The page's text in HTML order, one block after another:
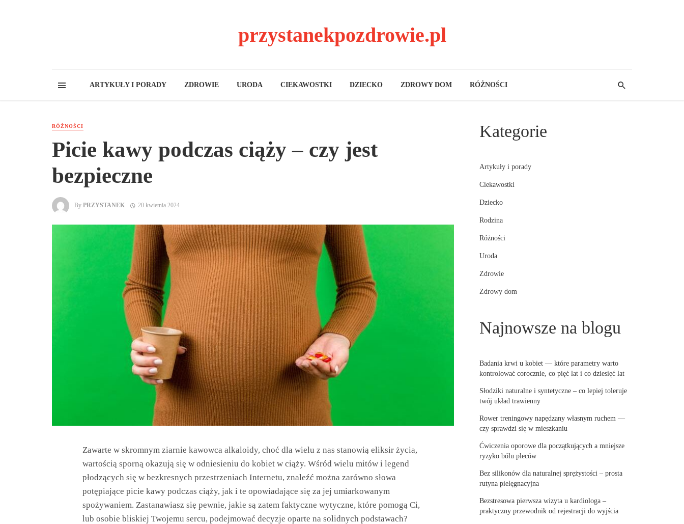
przystanekpozdrowie.pl
ARTYKUŁY I PORADY ZDROWIE URODA CIEKAWOSTKI DZIECKO ZDROWY DOM RÓŻNOŚCI
RÓŻNOŚCI
Picie kawy podczas ciąży – czy jest
bezpieczne
By PRZYSTANEK 20 kwietnia 2024
Zawarte w skromnym ziarnie kawowca alkaloidy, choć dla wielu z nas stanowią eliksir życia,
wartością sporną okazują się w odniesieniu do kobiet w ciąży. Wśród wielu mitów i legend
płodzących się w bezkresnych przestrzeniach Internetu, znaleźć można zarówno słowa
potępiające picie kawy podczas ciąży, jak i te opowiadające się za jej umiarkowanym
spożywaniem. Zastanawiasz się pewnie, jakie są zatem faktyczne wytyczne, które pomogą Ci,
lub osobie bliskiej Twojemu sercu, podejmować decyzje oparte na solidnych podstawach?
Kategorie
Artykuły i porady
Ciekawostki
Dziecko
Rodzina
Różności
Uroda
Zdrowie
Zdrowy dom
Najnowsze na blogu
Badania krwi u kobiet — które parametry warto
kontrolować corocznie, co pięć lat i co dziesięć lat
Słodziki naturalne i syntetyczne – co lepiej toleruje
twój układ trawienny
Rower treningowy napędzany własnym ruchem —
czy sprawdzi się w mieszkaniu
Ćwiczenia oporowe dla początkujących a mniejsze
ryzyko bólu pleców
Bez silikonów dla naturalnej sprężystości – prosta
rutyna pielęgnacyjna
Bezstresowa pierwsza wizyta u kardiologa –
praktyczny przewodnik od rejestracji do wyjścia